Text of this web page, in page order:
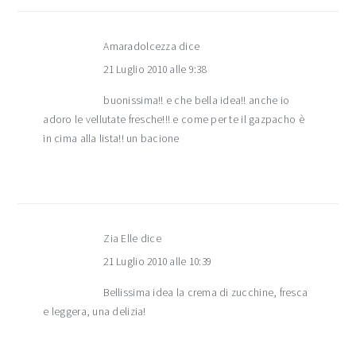
Amaradolcezza dice
21 Luglio 2010 alle 9:38
buonissima!! e che bella idea!! anche io
adoro le vellutate fresche!!! e come per te il gazpacho è
in cima alla lista!! un bacione
Zia Elle dice
21 Luglio 2010 alle 10:39
Bellissima idea la crema di zucchine, fresca
e leggera, una delizia!